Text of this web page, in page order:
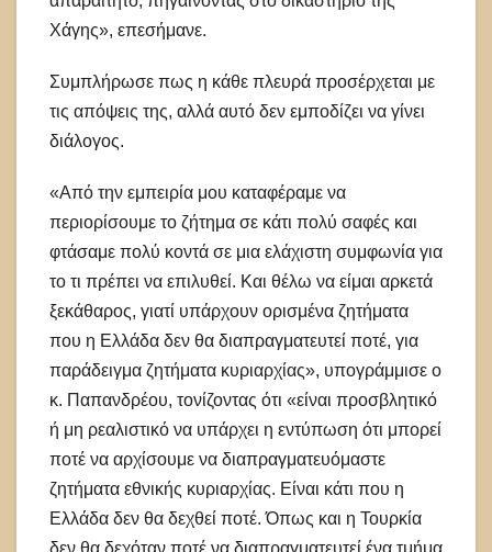
Χάγης», επεσήμανε.
Συμπλήρωσε πως η κάθε πλευρά προσέρχεται με
τις απόψεις της, αλλά αυτό δεν εμποδίζει να γίνει
διάλογος.
«Από την εμπειρία μου καταφέραμε να
περιορίσουμε το ζήτημα σε κάτι πολύ σαφές και
φτάσαμε πολύ κοντά σε μια ελάχιστη συμφωνία για
το τι πρέπει να επιλυθεί. Και θέλω να είμαι αρκετά
ξεκάθαρος, γιατί υπάρχουν ορισμένα ζητήματα
που η Ελλάδα δεν θα διαπραγματευτεί ποτέ, για
παράδειγμα ζητήματα κυριαρχίας», υπογράμμισε ο
κ. Παπανδρέου, τονίζοντας ότι «είναι προσβλητικό
ή μη ρεαλιστικό να υπάρχει η εντύπωση ότι μπορεί
ποτέ να αρχίσουμε να διαπραγματευόμαστε
ζητήματα εθνικής κυριαρχίας. Είναι κάτι που η
Ελλάδα δεν θα δεχθεί ποτέ. Όπως και η Τουρκία
δεν θα δεχόταν ποτέ να διαπραγματευτεί ένα τμήμα